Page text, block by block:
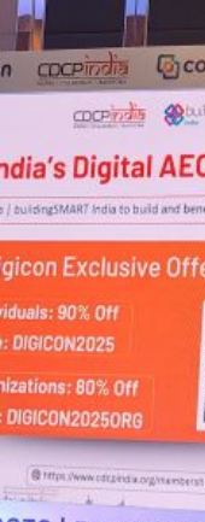
Meena Bhandari
, January 15, 2026